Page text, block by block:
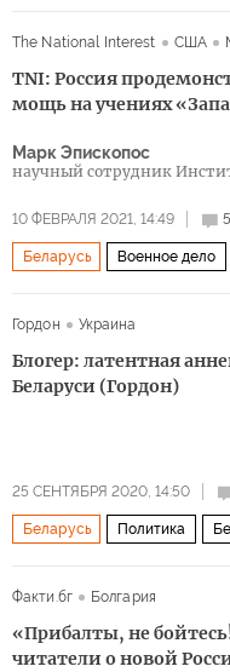
Александр Лукашевич
The National Interest США
TNI: Россия
мощь на учениях
Марк Эпископос
научный сотрудник
10 ФЕВРАЛЯ 2021, 14:49 5
Беларусь Военное дело
Кавказ-2020 военные
Гордон Украина
Блогер: латентная
Беларуси (Гордон)
25 СЕНТЯБРЯ 2020, 14:50
Беларусь Политика
аннексия блогер
Факти.бг Болгария
«Прибалты, не
читатели о новой